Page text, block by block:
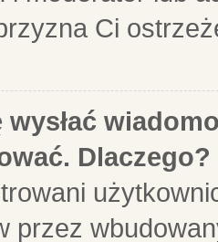
Ci
Dlaczego?
przez